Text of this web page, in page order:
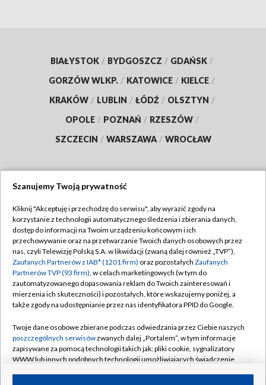
BIAŁYSTOK / BYDGOSZCZ / GDAŃSK /
GORZÓW WLKP. / KATOWICE / KIELCE /
KRAKÓW / LUBLIN / ŁÓDŹ / OLSZTYN /
OPOLE / POZNAŃ / RZESZÓW /
SZCZECIN / WARSZAWA / WROCŁAW
TVP
Abonament TVP
Emisja w TVP
Centrum informacji TVP
Naziemna Telewizja Cyfrowa
Rada Programowa
System NOS
Informacje o nadawcy
Regulamin TVP
Polityka prywatności
Moje zgody
Pomoc
Kontakt
Kanały
Szanujemy Twoją prywatność
Kliknij "Akceptuję i przechodzę do serwisu", aby wyrazić zgody na
korzystanie z technologii automatycznego śledzenia i zbierania danych,
dostęp do informacji na Twoim urządzeniu końcowym i ich
przechowywanie oraz na przetwarzanie Twoich danych osobowych przez
nas, czyli Telewizję Polską S.A. w likwidacji (zwaną dalej również „TVP”),
Zaufanych Partnerów z IAB* (1201 firm) oraz pozostałych Zaufanych
Partnerów TVP (93 firm), w celach marketingowych (w tym do
zautomatyzowanego dopasowania reklam do Twoich zainteresowań i
mierzenia ich skuteczności) i pozostałych, które wskazujemy poniżej, a
także zgody na udostępnianie przez nas identyfikatora PPID do Google.
Twoje dane osobowe zbierane podczas odwiedzania przez Ciebie naszych
poszczególnych serwisówzwanych dalej „Portalem”, w tym informacje
zapisywane za pomocą technologii takich jak: pliki cookie, sygnalizatory
WWW lub innych podobnych technologii umożliwiających świadczenie